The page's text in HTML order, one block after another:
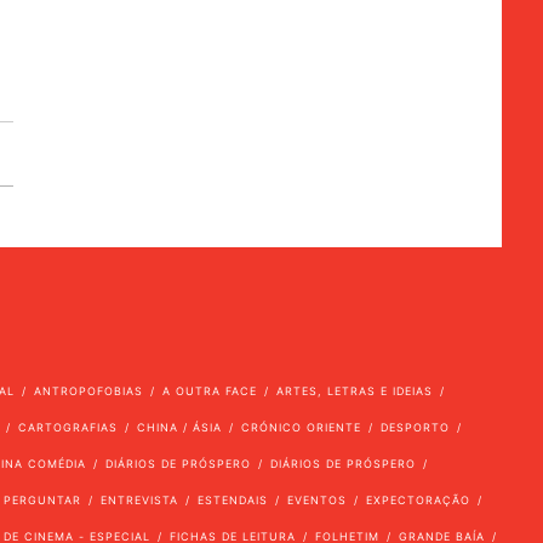
ANTROPOFOBIAS A OUTRA FACE ARTES, LETRAS E IDEIAS
CARTOGRAFIAS CHINA / ÁSIA CRÓNICO ORIENTE DESPORTO
COMÉDIA DIÁRIOS DE PRÓSPERO DIÁRIOS DE PRÓSPERO
ENTREVISTA ESTENDAIS EVENTOS EXPECTORAÇÃO
CINEMA - ESPECIAL FICHAS DE LEITURA FOLHETIM GRANDE BAÍA